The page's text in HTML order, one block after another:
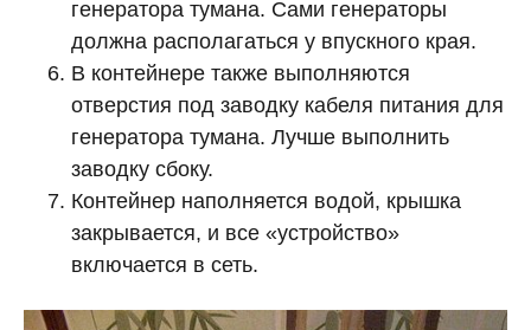
генератора тумана. Сами генераторы
должна располагаться у впускного края.
В контейнере также выполняются
отверстия под заводку кабеля питания для
генератора тумана. Лучше выполнить
заводку сбоку.
Контейнер наполняется водой, крышка
закрывается, и все «устройство»
включается в сеть.